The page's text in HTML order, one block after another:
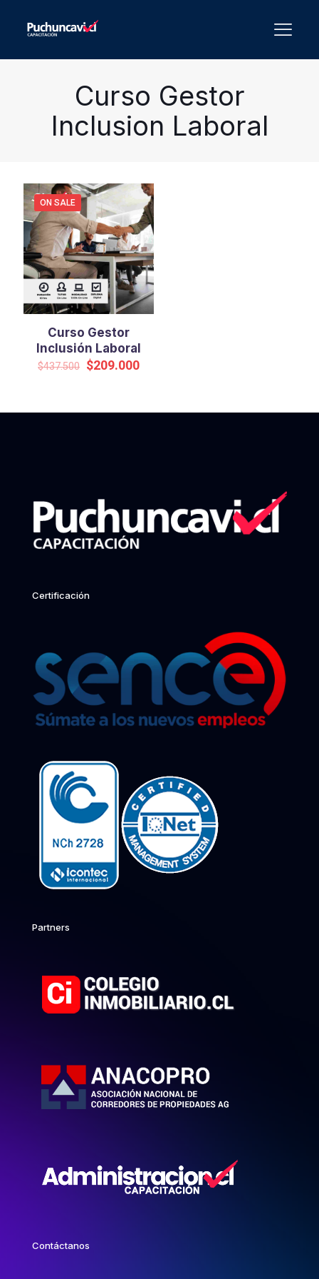
Curso Gestor
Inclusion Laboral
ON SALE
Curso Gestor
Inclusión Laboral
$437.500 Original
$209.000Current
Certificación
Partners
Contáctanos